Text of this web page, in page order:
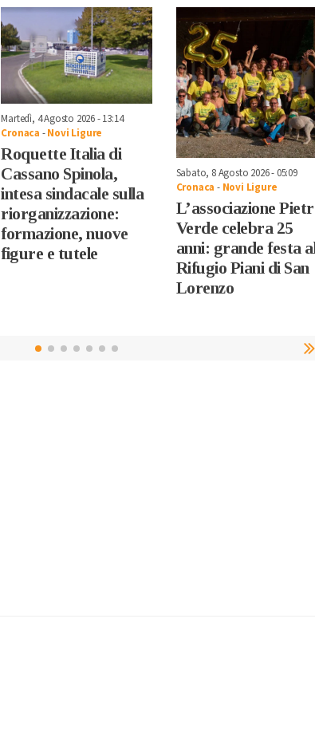
Martedì, 4 Agosto 2026 - 13:14
Cronaca -Novi Ligure
Roquette Italia di
Cassano Spinola,
intesa sindacale sulla
riorganizzazione:
formazione, nuove
figure e tutele
Sabato, 8 Agosto 2026 - 05:09
Cronaca - Novi Ligure
L’associazione
Verde celebra 25
anni: grande festa
Rifugio Piani di San
Lorenzo